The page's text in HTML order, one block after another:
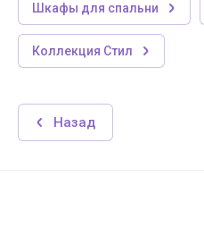
Шкафы для спальни
Коллекция Стил
Назад